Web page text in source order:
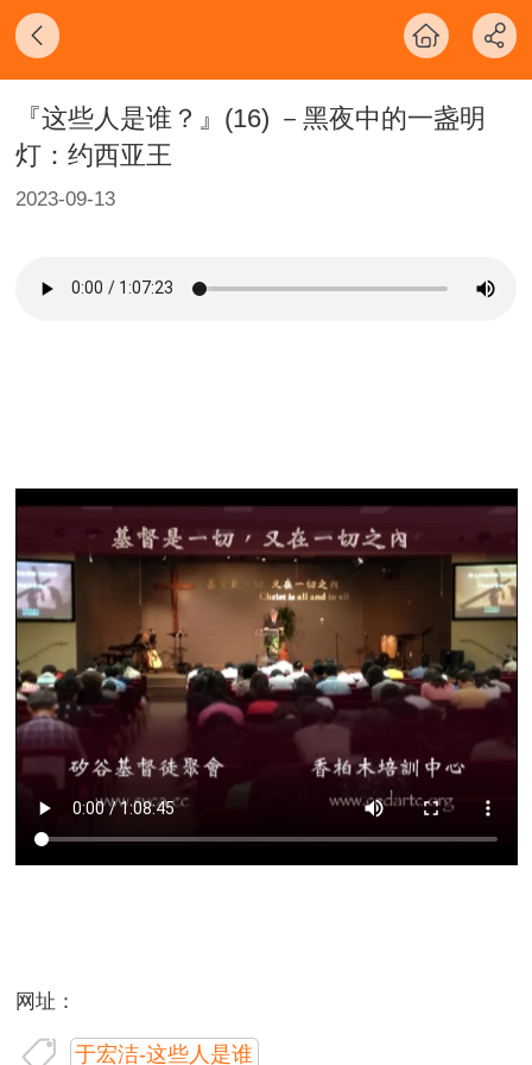
『这些人是谁？』(16) －黑夜中的一盏明
灯：约西亚王
2023-09-13
网址：
于宏洁-这些人是谁